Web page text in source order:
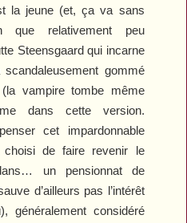
la jeune (et, ça va sans
que relativement peu
Steensgaard qui incarne
gommé
vampire tombe même
dans cette version.
cet impardonnable
choisi de faire revenir le
un pensionnat de
d’ailleurs pas l’intérêt
considéré